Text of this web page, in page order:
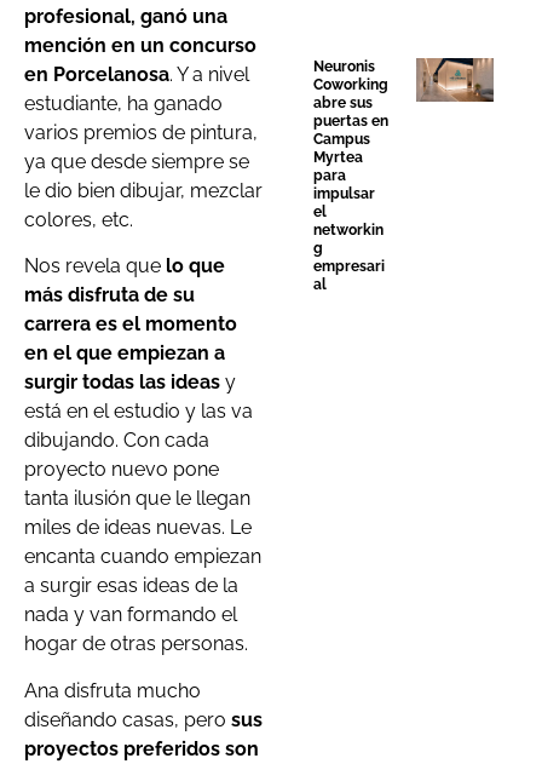
profesional, ganó una
mención en un concurso
en Porcelanosa. Y a nivel
estudiante, ha ganado
varios premios de pintura,
ya que desde siempre se
le dio bien dibujar, mezclar
colores, etc.
Nos revela que lo que
más disfruta de su
carrera es el momento
en el que empiezan a
surgir todas las ideas y
está en el estudio y las va
dibujando. Con cada
proyecto nuevo pone
tanta ilusión que le llegan
miles de ideas nuevas. Le
encanta cuando empiezan
a surgir esas ideas de la
nada y van formando el
hogar de otras personas.
Ana disfruta mucho
diseñando casas, pero sus
proyectos preferidos son
Neuronis
Coworking
abre sus
puertas en
Campus
Myrtea
para
impulsar
el
networkin
g
empresari
al